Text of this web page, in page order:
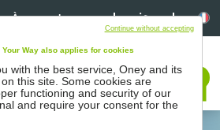
À propos de nous Linkedin
Linkedin
Accompagnement Ressources
Votre espace
Nous contacter
Your Way also applies for cookies
with the best service, Oney and its
this site. Some cookies are
functioning and security of our
and require your consent for the
Continue without accepting